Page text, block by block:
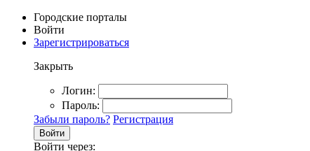
Городские порталы
Войти
Зарегистрироваться
Закрыть
Логин:
Пароль:
Забыли пароль? Регистрация
Войти
Войти через: